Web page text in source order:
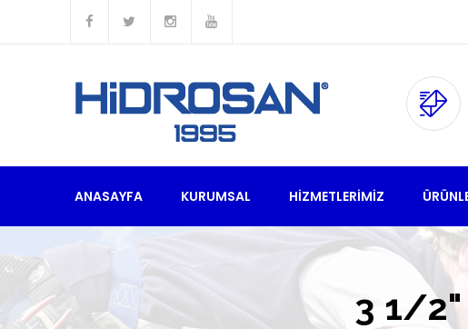
ANASAYFA KURUMSAL HIZMETLERIMIZ
3 1/2"